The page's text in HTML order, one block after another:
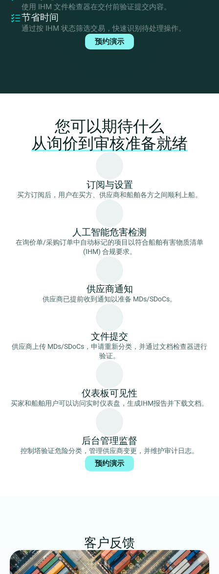
使用 IHM 文件检查器在交付前验证提交内容。
节省时间
通过按 IHM 状态筛选交易，快速识别待处理操作。
预约演示
您可以期待什么
从询价到审核准备就绪
订阅与设置
买方订阅后，用户在买方、供应商和船舶各方之间顺利上船。
人工智能危害检测
在询价单/采购订单中自动标记的项目以符合船舶有害物质清单
(IHM) 合规要求。
供应商通知
供应商已提前收到通知以准备 MDs/SDoCs。
文件提交
供应商上传 MDs/SDoCs，申请重新分类，并通过文档检查器进行
验证。
仪表板可见性
买家和船舶用户可以访问实时仪表盘，生成IHM报告并下载文档。
后台管理监督
控制塔验证危险分类，管理供应商变更，并维护审计日志。
预约演示
客户反馈